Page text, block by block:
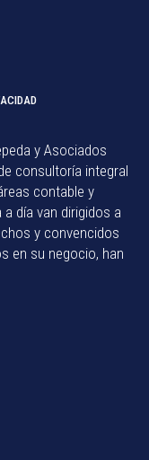
y Asociados
consultoría integral
contable y
día van dirigidos a
y convencidos
en su negocio, han